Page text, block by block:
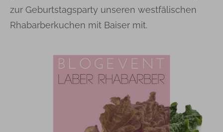
zur Geburtstagsparty unseren westfälischen
Rhabarberkuchen mit Baiser mit.